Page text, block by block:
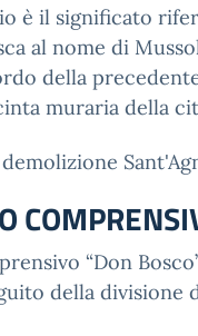
è il significato
al nome di
della
muraria della
“Don
della